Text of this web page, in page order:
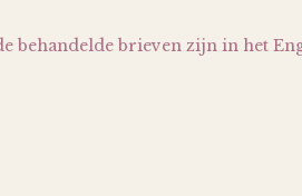
behandelde brieven zijn in het